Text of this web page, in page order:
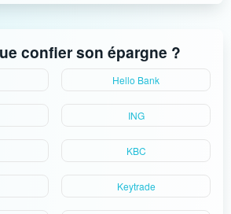
confier son épargne ?
Hello Bank
ING
KBC
Keytrade